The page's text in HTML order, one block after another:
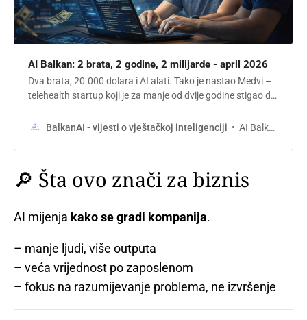
AI Balkan: 2 brata, 2 godine, 2 milijarde - april 2026
Dva brata, 20.000 dolara i AI alati. Tako je nastao Medvi –
telehealth startup koji je za manje od dvije godine stigao do
samo uspjeh, već dokaz da AI mijenja način na koji nastaju
BalkanAI - vijesti o vještačkoj inteligenciji AI Balkan
🔎 Šta ovo znači za biznis
AI mijenja kako se gradi kompanija.
– manje ljudi, više outputa
– veća vrijednost po zaposlenom
– fokus na razumijevanje problema, ne izvršenje